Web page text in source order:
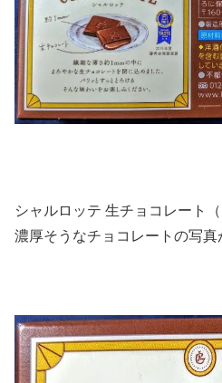
シャルロッテ 生チョコレート
濃厚そうなチョコレートの写真